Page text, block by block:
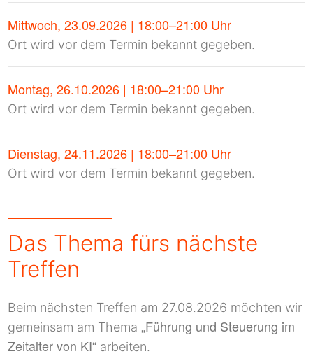
Mittwoch, 23.09.2026 | 18:00–21:00 Uhr
Ort wird vor dem Termin bekannt gegeben.
Montag, 26.10.2026 | 18:00–21:00 Uhr
Ort wird vor dem Termin bekannt gegeben.
Dienstag, 24.11.2026 | 18:00–21:00 Uhr
Ort wird vor dem Termin bekannt gegeben.
Das Thema fürs nächste
Treffen
Beim nächsten Treffen am 27.08.2026 möchten wir
gemeinsam am Thema „Führung und Steuerung im
Zeitalter von KI“ arbeiten.